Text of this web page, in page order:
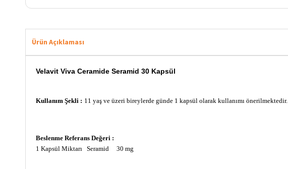
Ürün Açıklaması
Velavit Viva Ceramide Seramid 30 Kapsül
Kullanım Şekli : 11 yaş ve üzeri bireylerde günde 1 kapsül olarak kullanımı
Beslenme Referans Değeri :
1 Kapsül Miktarı Seramid 30 mg